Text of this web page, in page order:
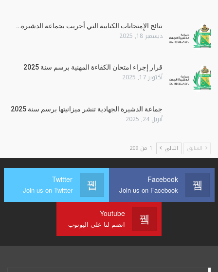
نتائج الإِمتحانات الكتابية التي أجريت بجماعة الدشيرة…
ديسمبر 18, 2025
قرار إجراء امتحان الكفاءة المهنية برسم سنة 2025
أكتوبر 17, 2025
جماعة الدشيرة الجهادية تنشر ميزانيتها برسم سنة 2025
أبريل 24, 2025
السابق التالي 1 من 209
Facebook
Join us on Facebook
Twitter
Join us on Twitter
Youtube
انضم لنا على اليوتوب